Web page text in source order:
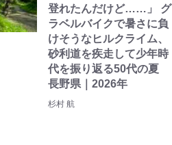
登れたんだけど……」 グ
ラベルバイクで暑さに負
けそうなヒルクライム、
砂利道を疾走して少年時
代を振り返る50代の夏
長野県｜2026年
杉村 航